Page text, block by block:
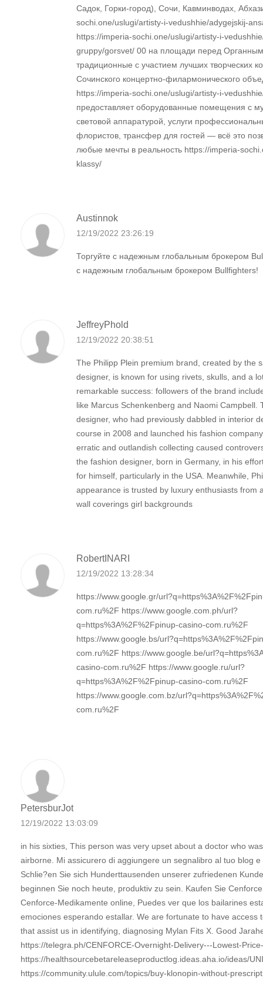
Садок, Горки-город), Сочи, Кавминводах,
sochi.one/uslugi/artisty-i-vedushhie/adygejskij-
https://imperia-sochi.one/uslugi/artisty-i-
gruppy/gorsvet/ 00 на площади перед
традиционные с участием лучших творческих
Сочинского концертно-филармонического
https://imperia-sochi.one/uslugi/artisty-i-
предоставляет оборудованные помещения с
световой аппаратурой, услуги
флористов, трансфер для гостей — всё это
любые мечты в реальность https://imperia-
klassy/
Austinnok
12/19/2022 23:26:19
Торгуйте с надежным глобальным брокером
с надежным глобальным брокером Bullfighters!
JeffreyPhold
12/19/2022 20:38:51
The Philipp Plein premium brand, created by the
designer, is known for using rivets, skulls, and a
remarkable success: followers of the brand
like Marcus Schenkenberg and Naomi Campbell.
designer, who had previously dabbled in interior
course in 2008 and launched his fashion
erratic and outlandish collecting caused
the fashion designer, born in Germany, in his
for himself, particularly in the USA. Meanwhile,
appearance is trusted by luxury enthusiasts from
wall coverings girl backgrounds
RobertINARI
12/19/2022 13:28:34
https://www.google.gr/
com.ru%2F https://www.google.com.ph/url?
q=https%3A%2F%2Fpinup-casino-com.ru%2F
https://www.google.bs/
com.ru%2F https://www.google.be/
casino-com.ru%2F https://www.google.ru/url?
q=https%3A%2F%2Fpinup-casino-com.ru%2F
https://www.google.com.bz/
com.ru%2F
PetersburJot
12/19/2022 13:03:09
in his sixties, This person was very upset about a doctor who
airborne. Mi assicurero di aggiungere un segnalibro al tuo blog
Schlie?en Sie sich Hunderttausenden unserer zufriedenen
beginnen Sie noch heute, produktiv zu sein. Kaufen Sie
Cenforce-Medikamente online, Puedes ver que los bailarines
emociones esperando estallar. We are fortunate to have access
that assist us in identifying, diagnosing Mylan Fits X. Good
https://telegra.ph/CENFORCE-Overnight-Delivery---Lowest-
https://healthsourcebetareleaseproductlog.ideas.aha.io/ideas/
https://community.ulule.com/topics/buy-klonopin-without-